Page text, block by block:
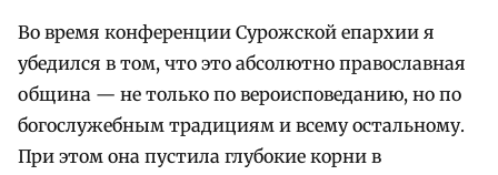
Во время конференции Сурожской епархии я
убедился в том, что это абсолютно православная
община — не только по вероисповеданию, но по
богослужебным традициям и всему остальному.
При этом она пустила глубокие корни в